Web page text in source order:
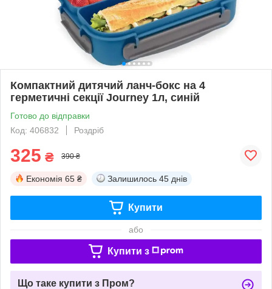
Компактний дитячий ланч-бокс на 4
герметичні секції Journey 1л, синій
Готово до відправки
Код: 406832
Роздріб
325 ₴ 390 ₴
Економія 65 ₴ Залишилось 45 днів
Купити
або
Купити з
Що таке купити з Пром?